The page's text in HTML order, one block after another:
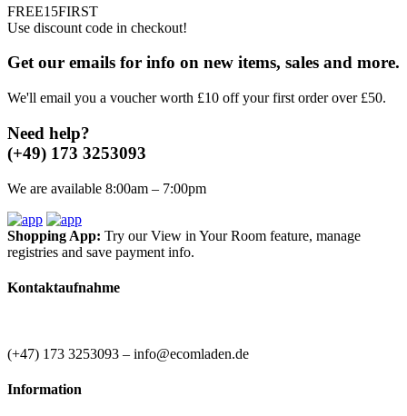
50 Geburtstag Deko Set Schwarz Gold,
Zahlen+Girlande+Ballons+Stern
Folienballons
für Luft und Helium. Die Ballons sind robust und
langlebig.Sie müssen sich keine Sorgen machen,dass der
Ballon Set sind perfekt geeignet, Geeignet für
verschiedene Anlässe, Hochzeits-Party, Geburtstagsfeiern,
Jubiläumsfeiern, tägliche Dekorationen usw.
Lieferumfang:1x Happy-Birthday Girlande: Schwarz
Gold 2x 32" Zahlen Folienballons 5x 12"Gold Konfetti-
ACHTUNG! Nicht für Kinder unter 3 Jahren
FREE15FIRST
Use discount code in checkout!
Get our emails for info on new items, sales and more.
We'll email you a voucher worth £10 off your first order over £50.
Need help?
(+49) 173 3253093
We are available 8:00am – 7:00pm
Shopping App: Try our View in Your Room feature, manage
registries and save payment info.
Kontaktaufnahme
(+47) 173 3253093 – info@ecomladen.de
Information